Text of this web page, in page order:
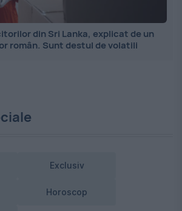
din Sri Lanka, explicat de un
român. Sunt destul de volatili
Exclusiv
Horoscop